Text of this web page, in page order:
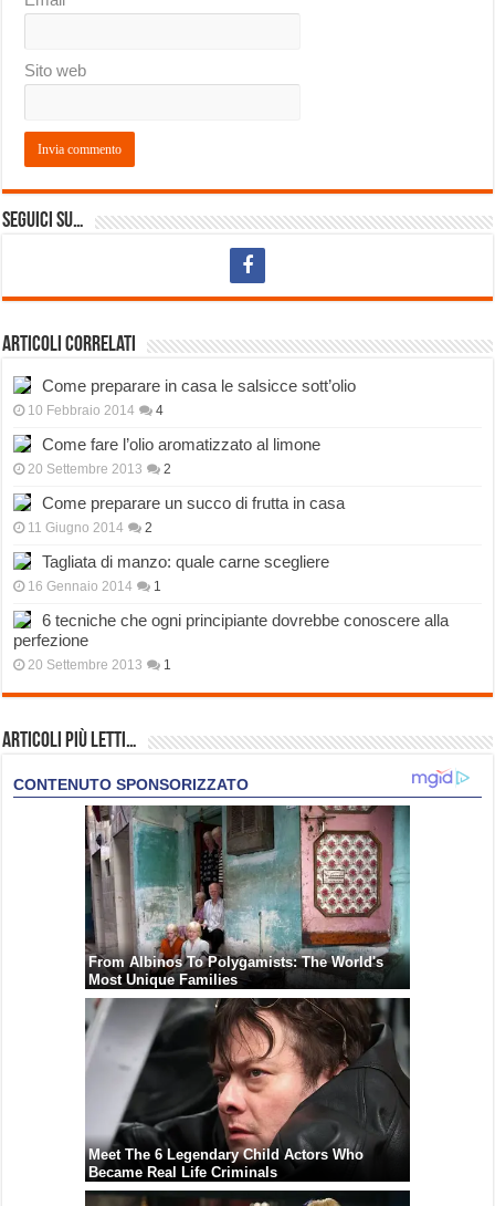
Sito web
Seguici su…
Articoli correlati
Come preparare in casa le salsicce sott’olio
10 Febbraio 2014 4
Come fare l’olio aromatizzato al limone
20 Settembre 2013 2
Come preparare un succo di frutta in casa
11 Giugno 2014 2
Tagliata di manzo: quale carne scegliere
16 Gennaio 2014 1
6 tecniche che ogni principiante dovrebbe conoscere alla
perfezione
20 Settembre 2013 1
Articoli più Letti…